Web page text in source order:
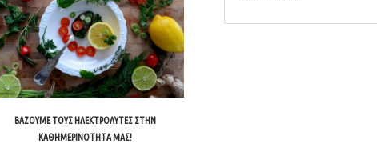
ΒΆΖΟΥΜΕ ΤΟΥΣ ΗΛΕΚΤΡΟΛΎΤΕΣ ΣΤΗΝ
ΚΑΘΗΜΕΡΙΝΌΤΗΤΑ ΜΑΣ!